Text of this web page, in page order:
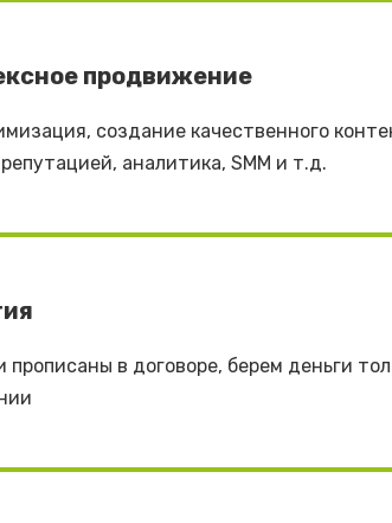
продвижение
создание качественного
аналитика, SMM и т.д.
прописаны в договоре, берем деньги